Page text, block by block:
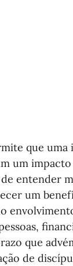
que
um
entender
um
que
de